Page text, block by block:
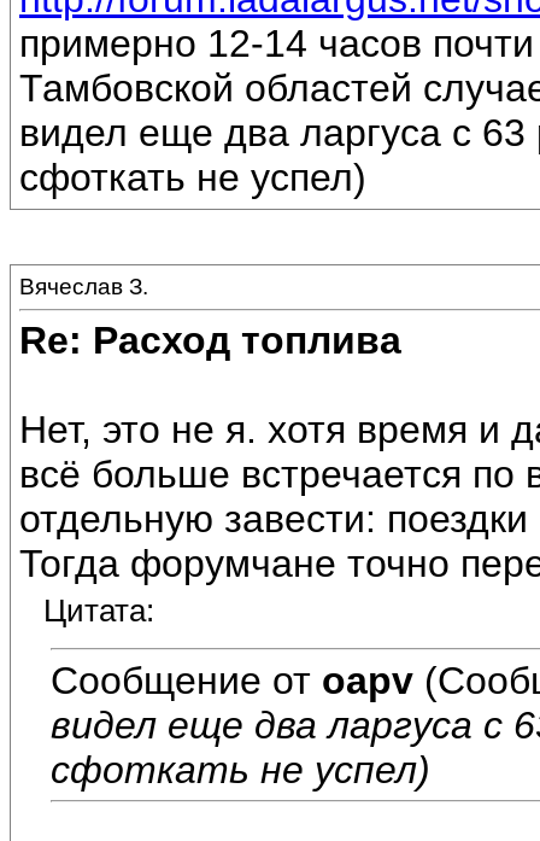
примерно 12-14 часов
Тамбовской областей
видел еще два ларгуса с
сфоткать не успел)
Вячеслав З.
Re: Расход топлива
Нет, это не я. хотя время и
всё больше встречается
отдельную завести:
Тогда форумчане точно
Цитата:
Сообщение от oapv
видел еще два ларгуса с
сфоткать не успел)